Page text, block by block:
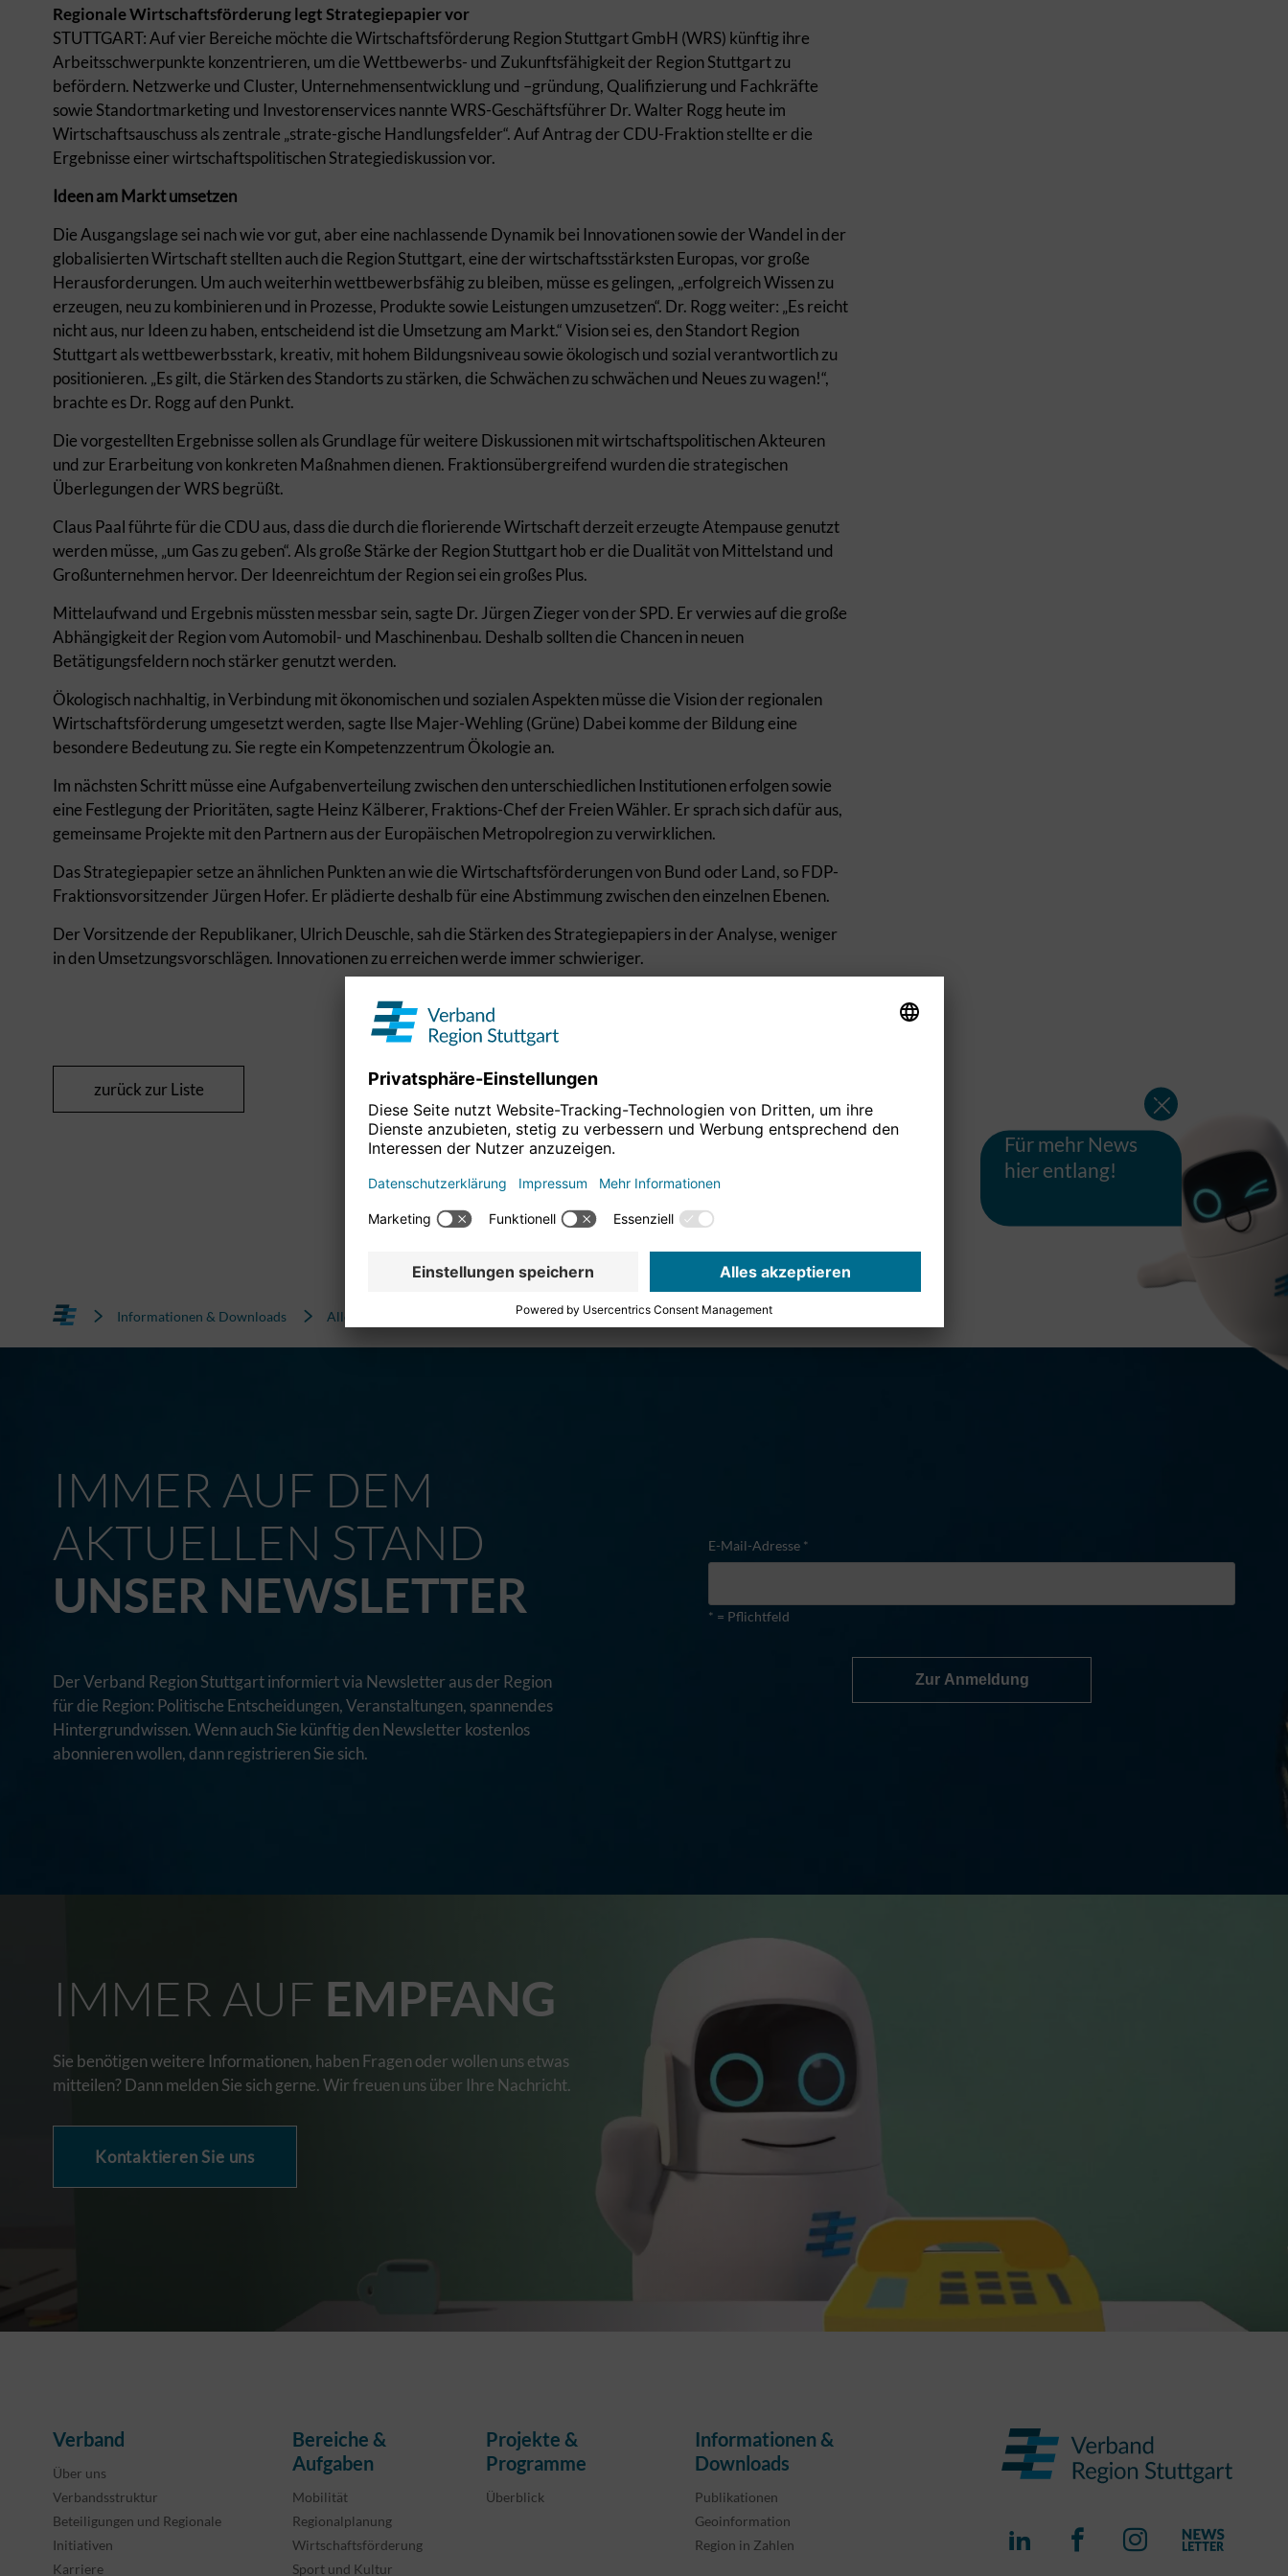
Regionale Wirtschaftsförderung legt Strategiepapier vor
STUTTGART: Auf vier Bereiche möchte die Wirtschaftsförderung Region Stuttgart GmbH (WRS) künftig ihre
Arbeitsschwerpunkte konzentrieren, um die Wettbewerbs- und Zukunftsfähigkeit der Region Stuttgart zu
befördern. Netzwerke und Cluster, Unternehmensentwicklung und –gründung, Qualifizierung und Fachkräfte
sowie Standortmarketing und Investorenservices nannte WRS-Geschäftsführer Dr. Walter Rogg heute im
Wirtschaftsauschuss als zentrale „strate-gische Handlungsfelder“. Auf Antrag der CDU-Fraktion stellte er die
Ergebnisse einer wirtschaftspolitischen Strategiediskussion vor.
Ideen am Markt umsetzen
Die Ausgangslage sei nach wie vor gut, aber eine nachlassende Dynamik bei Innovationen sowie der Wandel in der
globalisierten Wirtschaft stellten auch die Region Stuttgart, eine der wirtschaftsstärksten Europas, vor große
Herausforderungen. Um auch weiterhin wettbewerbsfähig zu bleiben, müsse es gelingen, „erfolgreich Wissen zu
erzeugen, neu zu kombinieren und in Prozesse, Produkte sowie Leistungen umzusetzen“. Dr. Rogg weiter: „Es reicht
nicht aus, nur Ideen zu haben, entscheidend ist die Umsetzung am Markt.“ Vision sei es, den Standort Region
Stuttgart als wettbewerbsstark, kreativ, mit hohem Bildungsniveau sowie ökologisch und sozial verantwortlich zu
positionieren. „Es gilt, die Stärken des Standorts zu stärken, die Schwächen zu schwächen und Neues zu wagen!“,
brachte es Dr. Rogg auf den Punkt.
Die vorgestellten Ergebnisse sollen als Grundlage für weitere Diskussionen mit wirtschaftspolitischen Akteuren
und zur Erarbeitung von konkreten Maßnahmen dienen. Fraktionsübergreifend wurden die strategischen
Überlegungen der WRS begrüßt.
Claus Paal führte für die CDU aus, dass die durch die florierende Wirtschaft derzeit erzeugte Atempause genutzt
werden müsse, „um Gas zu geben“. Als große Stärke der Region Stuttgart hob er die Dualität von Mittelstand und
Großunternehmen hervor. Der Ideenreichtum der Region sei ein großes Plus.
Mittelaufwand und Ergebnis müssten messbar sein, sagte Dr. Jürgen Zieger von der SPD. Er verwies auf die große
Abhängigkeit der Region vom Automobil- und Maschinenbau. Deshalb sollten die Chancen in neuen
Betätigungsfeldern noch stärker genutzt werden.
Ökologisch nachhaltig, in Verbindung mit ökonomischen und sozialen Aspekten müsse die Vision der regionalen
Wirtschaftsförderung umgesetzt werden, sagte Ilse Majer-Wehling (Grüne) Dabei komme der Bildung eine
besondere Bedeutung zu. Sie regte ein Kompetenzzentrum Ökologie an.
Im nächsten Schritt müsse eine Aufgabenverteilung zwischen den unterschiedlichen Institutionen erfolgen sowie
eine Festlegung der Prioritäten, sagte Heinz Kälberer, Fraktions-Chef der Freien Wähler. Er sprach sich dafür aus,
gemeinsame Projekte mit den Partnern aus der Europäischen Metropolregion zu verwirklichen.
Das Strategiepapier setze an ähnlichen Punkten an wie die Wirtschaftsförderungen von Bund oder Land, so FDP-
Fraktionsvorsitzender Jürgen Hofer. Er plädierte deshalb für eine Abstimmung zwischen den einzelnen Ebenen.
Der Vorsitzende der Republikaner, Ulrich Deuschle, sah die Stärken des Strategiepapiers in der Analyse, weniger
in den Umsetzungsvorschlägen. Innovationen zu erreichen werde immer schwieriger.
zurück zur Liste
Für mehr News
hier entlang!
Informationen & Downloads Alle News
IMMER AUF DEM
AKTUELLEN STAND
UNSER NEWSLETTER
Der Verband Region Stuttgart informiert via Newsletter aus der Region
für die Region: Politische Entscheidungen, Veranstaltungen, spannendes
Hintergrundwissen. Wenn auch Sie künftig den Newsletter kostenlos
abonnieren wollen, dann registrieren Sie sich.
E-Mail-Adresse *
* = Pflichtfeld
Zur Anmeldung
IMMER AUF EMPFANG
Sie benötigen weitere Informationen, haben Fragen oder wollen uns etwas
mitteilen? Dann melden Sie sich gerne. Wir freuen uns über Ihre Nachricht.
Kontaktieren Sie uns
Verband
Über uns
Verbandsstruktur
Beteiligungen und Regionale
Initiativen
Karriere
Bereiche &
Aufgaben
Mobilität
Regionalplanung
Wirtschaftsförderung
Sport und Kultur
Projekte &
Programme
Überblick
Informationen &
Downloads
Publikationen
Geoinformation
Region in Zahlen